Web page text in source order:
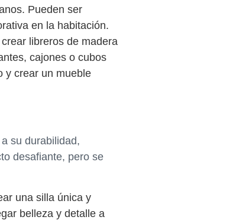
Pueden ser
en la habitación.
libreros de madera
cajones o cubos
y crear un mueble
su durabilidad,
desafiante, pero se
una silla única y
belleza y detalle a